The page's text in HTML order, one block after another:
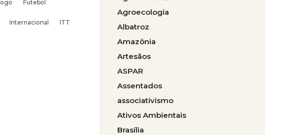
Futebol
Internacional ITT
Agroecologia
Albatroz
Amazônia
Artesãos
ASPAR
Assentados
associativismo
Ativos Ambientais
Brasília